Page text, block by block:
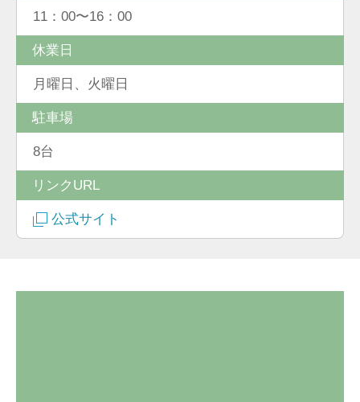
11：00〜16：00
休業日
月曜日、火曜日
駐車場
8台
リンクURL
公式サイト